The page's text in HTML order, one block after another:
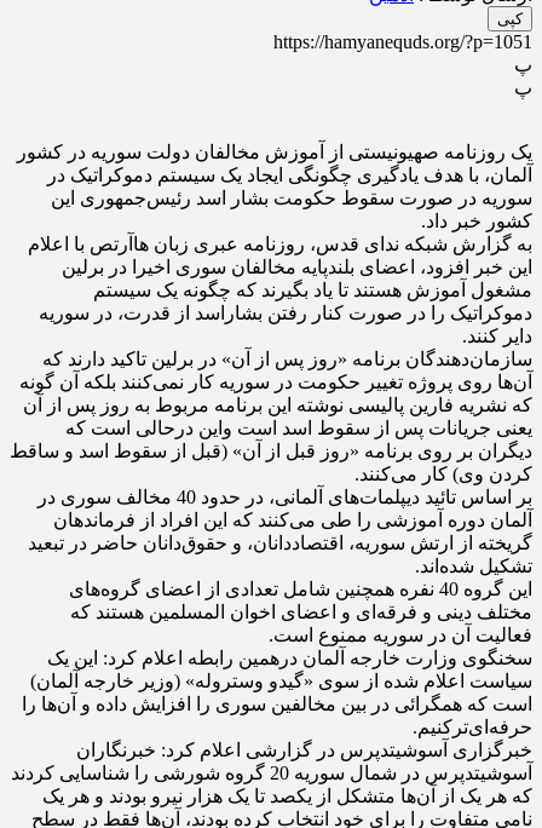
کپی
https://hamyanequds.org/?p=1051
پ
پ
یک روزنامه صهیونیستی از آموزش مخالفان دولت سوریه در کشور
آلمان، با هدف یادگیری چگونگی ایجاد یک سیستم دموکراتیک در
سوریه در صورت سقوط حکومت بشار اسد رئیس‌جمهوری این
کشور خبر داد.
به گزارش شبکه ندای قدس، روزنامه عبری زبان هاآرتص با اعلام
این خبر افزود، اعضای بلندپایه مخالفان سوری اخیرا در برلین
مشغول آموزش هستند تا یاد بگیرند که چگونه یک سیستم
دموکراتیک را در صورت کنار رفتن بشاراسد از قدرت، در سوریه
دایر کنند.
سازمان‌دهندگان برنامه «روز پس از آن» در برلین تاکید دارند که
آن‌ها روی پروژه تغییر حکومت در سوریه کار نمی‌کنند بلکه آن گونه
که نشریه فارین پالیسی نوشته این برنامه مربوط به روز پس از آن
یعنی جریانات پس از سقوط اسد است واین درحالی است که
دیگران بر روی برنامه «روز قبل از آن» (قبل از سقوط اسد و ساقط
کردن وی) کار می‌کنند.
بر اساس تائید دیپلمات‌های آلمانی، در حدود 40 مخالف سوری در
آلمان دوره آموزشی را طی می‌کنند که این افراد از فرماندهان
گریخته از ارتش سوریه، اقتصاددانان، و حقوق‌دانان حاضر در تبعید
تشکیل شده‌اند.
این گروه 40 نفره همچنین شامل تعدادی از اعضای گروه‌های
مختلف دینی و فرقه‌ای و اعضای اخوان المسلمین هستند که
فعالیت آن در سوریه ممنوع است.
سخنگوی وزارت خارجه آلمان درهمین رابطه اعلام کرد: این یک
سیاست اعلام شده از سوی «گیدو وستروله» (وزیر خارجه آلمان)
است که همگرائی در بین مخالفین سوری را افزایش داده و آن‌ها را
حرفه‌ای‌ترکنیم.
خبرگزاری آسوشیتدپرس در گزارشی اعلام کرد: خبرنگاران
آسوشیتدپرس در شمال سوریه 20 گروه شورشی را شناسایی کردند
که هر یک از آن‌ها متشکل از یکصد تا یک هزار نیرو بودند و هر یک
نامی متفاوت را برای خود انتخاب کرده بودند، آن‌ها فقط در سطح